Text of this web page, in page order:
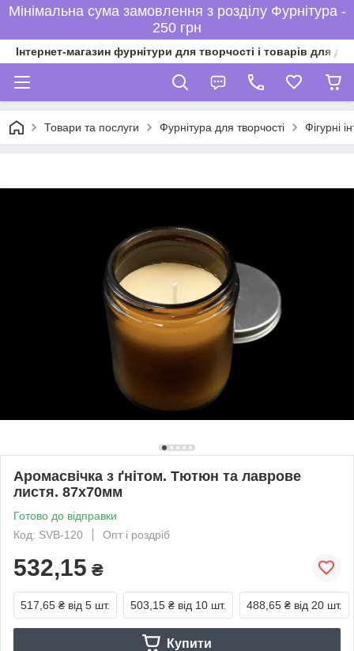
Мінімальна сума замовлення з розділу Фурнітура -
250 грн
Інтернет-магазин фурнітури для творчості і товарів для
Товари та послуги Фурнітура для творчості Фігурні
Аромасвічка з ґнітом. Тютюн та лаврове
листя. 87х70мм
Готово до відправки
Код: SVB-120
Опт і роздріб
532,15 ₴
517,65 ₴ від 5 шт. 503,15 ₴ від 10 шт. 488,65 ₴ від 20 шт.
Купити